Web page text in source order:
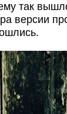
так
версии